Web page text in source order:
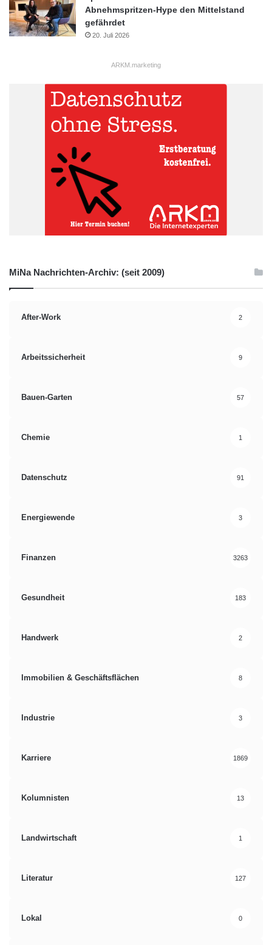
Mac Netbook
Abnehmspritzen-Hype den Mittelstand
gefährdet
20. Juli 2026
ARKM.marketing
MiNa Nachrichten-Archiv: (seit 2009)
After-Work 2
Arbeitssicherheit 9
Bauen-Garten 57
Chemie 1
Datenschutz 91
Energiewende 3
Finanzen 3263
Gesundheit 183
Handwerk 2
Immobilien & Geschäftsflächen 8
Industrie 3
Karriere 1869
Kolumnisten 13
Landwirtschaft 1
Literatur 127
Lokal 0